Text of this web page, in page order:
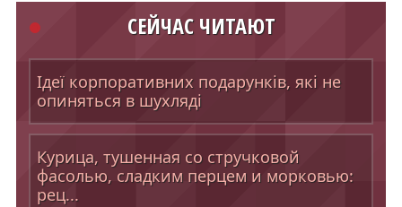
СЕЙЧАС ЧИТАЮТ
Ідеї корпоративних подарунків, які не
опиняться в шухляді
Курица, тушенная со стручковой
фасолью, сладким перцем и морковью:
рец...